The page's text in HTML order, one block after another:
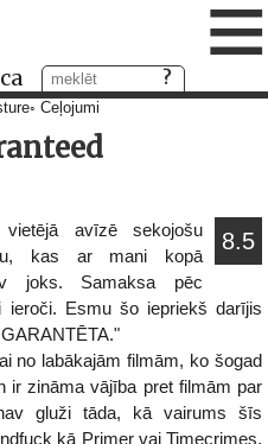
≡
Ceļojumi
8.5
avīzē sekojošu
kas ar mani kopā
joks. Samaksa pēc
ieroči. Esmu šo iepriekš darījis
no labākajām filmām, ko šogad
ir zināma vājība pret filmām par
gluži tāda, kā vairums šīs
kā PrimervaiTimecrimes,